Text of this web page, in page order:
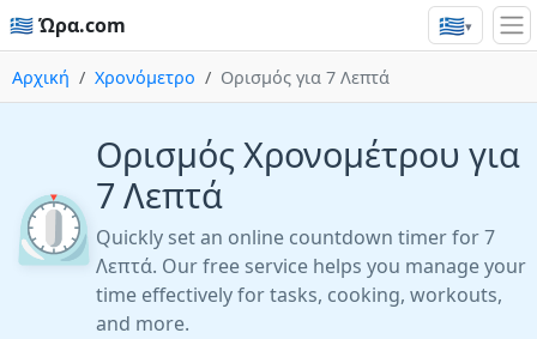
🇬🇷 Ώρα.com 🇬🇷▾
Αρχική Χρονόμετρο Ορισμός για 7 Λεπτά
⏲️
Ορισμός Χρονομέτρου για
7 Λεπτά
Quickly set an online countdown timer for 7
Λεπτά. Our free service helps you manage your
time effectively for tasks, cooking, workouts,
and more.